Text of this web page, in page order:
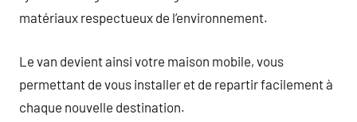
matériaux respectueux de l’environnement.
Le van devient ainsi votre maison mobile, vous
permettant de vous installer et de repartir facilement à
chaque nouvelle destination.